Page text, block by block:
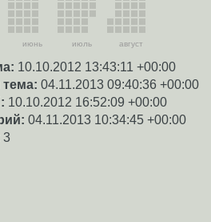
июнь июль август
10.10.2012 13:43:11 +00:00
тема: 04.11.2013 09:40:36 +00:00
10.10.2012 16:52:09 +00:00
04.11.2013 10:34:45 +00:00
3